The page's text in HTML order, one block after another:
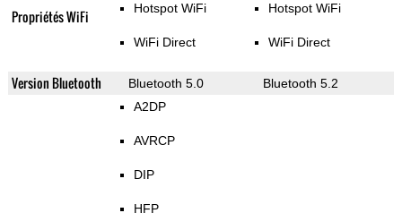
Propriétés WiFi Hotspot WiFi
WiFi Direct
Hotspot WiFi
WiFi Direct
Version Bluetooth Bluetooth 5.0 Bluetooth 5.2
A2DP
AVRCP
DIP
HFP